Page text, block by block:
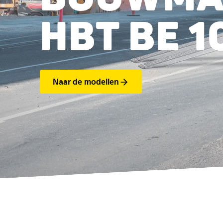
HBT BE
Naar de modellen